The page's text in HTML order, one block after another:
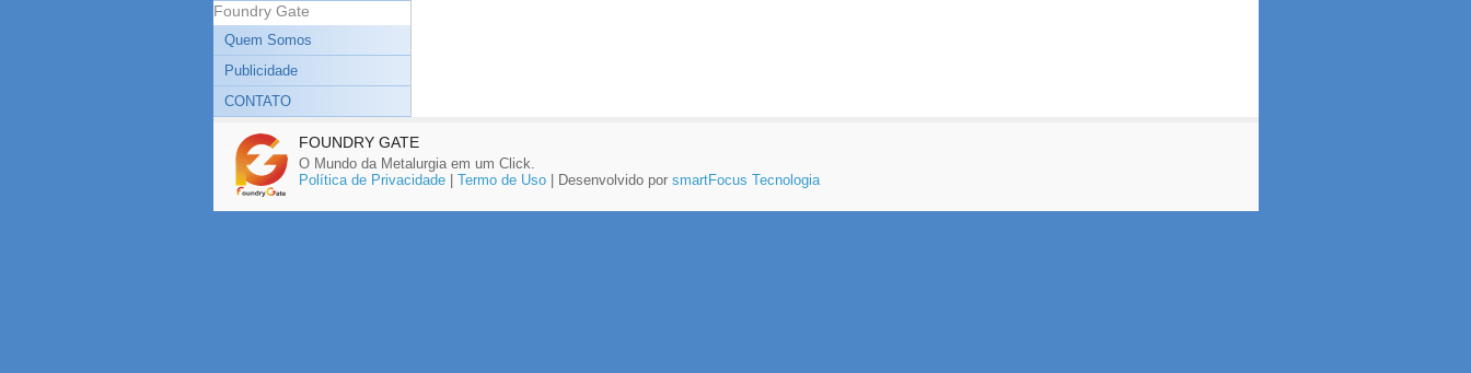
Foundry Gate
Quem Somos
Publicidade
CONTATO
FOUNDRY GATE
O Mundo da Metalurgia em um Click.
Política de Privacidade| Termo de Uso| Desenvolvido por smartFocus Tecnologia